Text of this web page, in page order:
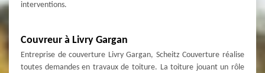
interventions.
Couvreur à Livry Gargan
Entreprise de couverture Livry Gargan, Scheitz Couverture réalise
toutes demandes en travaux de toiture. La toiture jouant un rôle